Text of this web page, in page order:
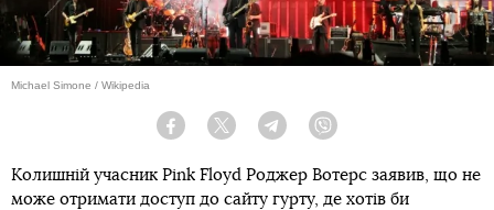
Michael Simone / Wikipedia
Facebook Twitter Telegram
Колишній учасник Pink Floyd Роджер Вотерс заявив, що не
може отримати доступ до сайту гурту, де хотів би